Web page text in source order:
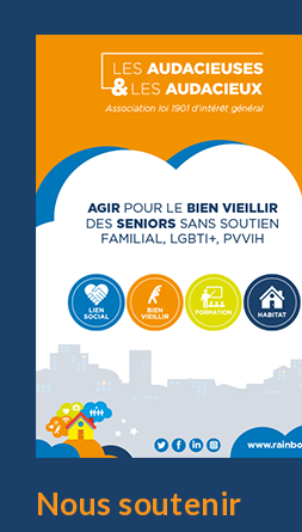
Nous soutenir